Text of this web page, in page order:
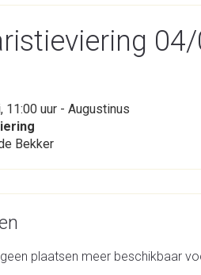
11:00 uur - Augustinus
Bekker
plaatsen meer beschikbaar